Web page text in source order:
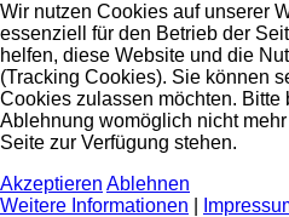
Wir nutzen Cookies auf unserer
essenziell für den Betrieb der
helfen, diese Website und die
(Tracking Cookies). Sie können
Cookies zulassen möchten.
Ablehnung womöglich nicht
Seite zur Verfügung stehen.
Akzeptieren Ablehnen
Weitere Informationen